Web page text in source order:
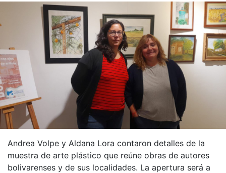
Andrea Volpe y Aldana Lora contaron detalles de la
muestra de arte plástico que reúne obras de autores
bolivarenses y de sus localidades. La apertura será a